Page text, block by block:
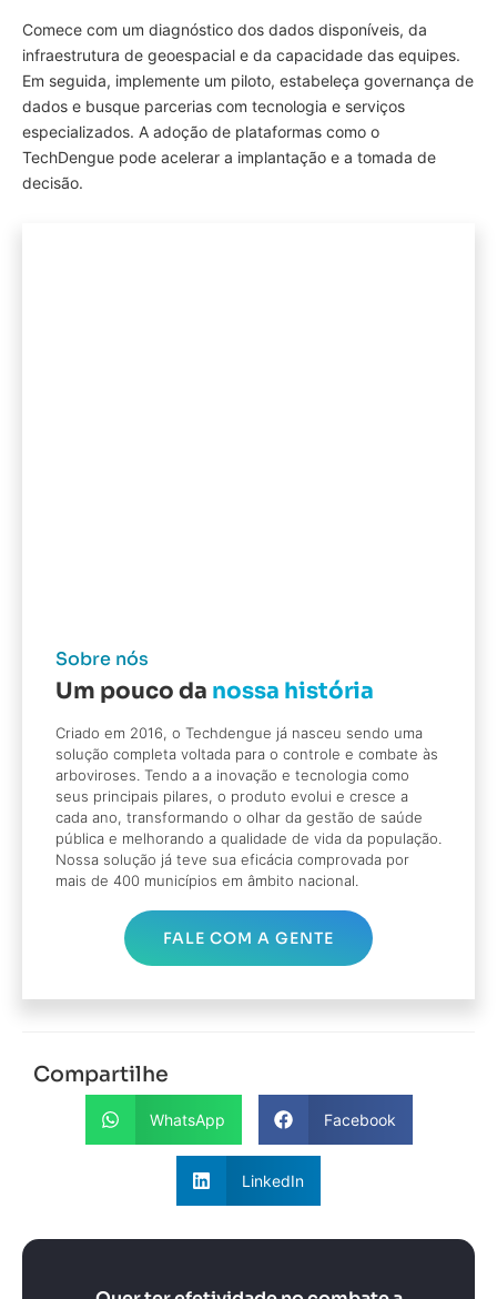
Comece com um diagnóstico dos dados disponíveis, da
infraestrutura de geoespacial e da capacidade das equipes.
Em seguida, implemente um piloto, estabeleça governança de
dados e busque parcerias com tecnologia e serviços
especializados. A adoção de plataformas como o
TechDengue pode acelerar a implantação e a tomada de
decisão.
Sobre nós
Um pouco da nossa história
Criado em 2016, o Techdengue já nasceu sendo uma
solução completa voltada para o controle e combate às
arboviroses. Tendo a a inovação e tecnologia como
seus principais pilares, o produto evolui e cresce a
cada ano, transformando o olhar da gestão de saúde
pública e melhorando a qualidade de vida da população.
Nossa solução já teve sua eficácia comprovada por
mais de 400 municípios em âmbito nacional.
FALE COM A GENTE
Compartilhe
WhatsApp Facebook
LinkedIn